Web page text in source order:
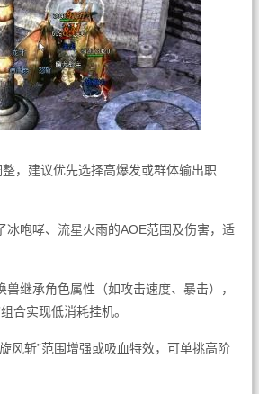
，建议优先选择高爆发或群体输出职
冰咆哮、流星火雨的AOE范围及伤害，适
继承角色属性（如攻击速度、暴击），
合实现低消耗挂机。
风斩”范围增强或吸血特效，可单挑高阶